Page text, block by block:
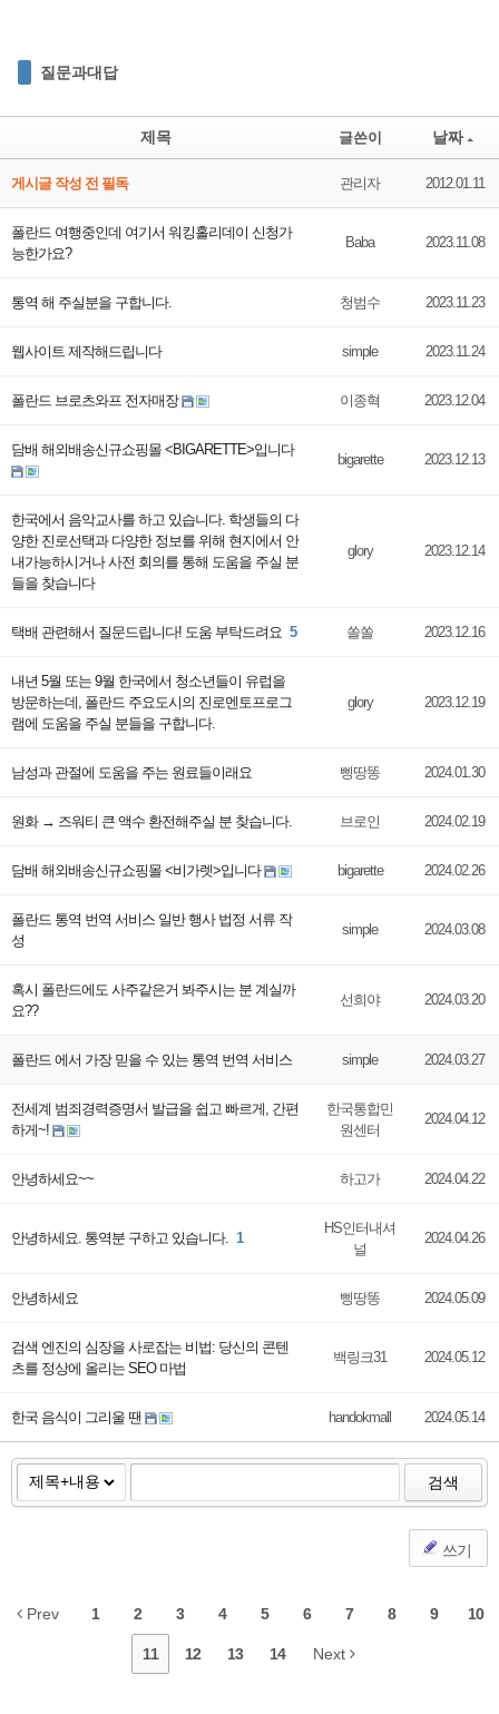
질문과대답
제목 글쓴이 날짜
게시글 작성 전 필독 관리자 2012.01.11
폴란드 여행중인데 여기서 워킹홀리데이 신청가
능한가요?
Baba 2023.11.08
통역 해 주실분을 구합니다. 청범수 2023.11.23
웹사이트 제작해드립니다 simple 2023.11.24
폴란드 브로츠와프 전자매장 이종혁 2023.12.04
담배 해외배송신규쇼핑몰 <BIGARETTE>입니다
bigarette 2023.12.13
한국에서 음악교사를 하고 있습니다. 학생들의 다
양한 진로선택과 다양한 정보를 위해 현지에서 안
내가능하시거나 사전 회의를 통해 도움을 주실 분
들을 찾습니다
glory 2023.12.14
택배 관련해서 질문드립니다! 도움 부탁드려요 5 쏠쏠 2023.12.16
내년 5월 또는 9월 한국에서 청소년들이 유럽을
방문하는데, 폴란드 주요도시의 진로멘토프로그
램에 도움을 주실 분들을 구합니다.
glory 2023.12.19
남성과 관절에 도움을 주는 원료들이래요 삥땅똥 2024.01.30
원화 → 즈워티 큰 액수 환전해주실 분 찾습니다. 브로인 2024.02.19
담배 해외배송신규쇼핑몰 <비가렛>입니다 bigarette 2024.02.26
폴란드 통역 번역 서비스 일반 행사 법정 서류 작
성
simple 2024.03.08
혹시 폴란드에도 사주같은거 봐주시는 분 계실까
요??
선희야 2024.03.20
폴란드 에서 가장 믿을 수 있는 통역 번역 서비스 simple 2024.03.27
전세계 범죄경력증명서 발급을 쉽고 빠르게, 간편
하게~!
한국통합민
원센터
2024.04.12
안녕하세요~~ 하고가 2024.04.22
안녕하세요. 통역분 구하고 있습니다. 1
HS인터내셔
널
2024.04.26
안녕하세요 삥땅똥 2024.05.09
검색 엔진의 심장을 사로잡는 비법: 당신의 콘텐
츠를 정상에 올리는 SEO 마법
백링크31 2024.05.12
한국 음식이 그리울 땐 handokmall 2024.05.14
검색
쓰기
Prev 1 2 3 4 5 6 7 8 9 10
11 12 13 14 Next